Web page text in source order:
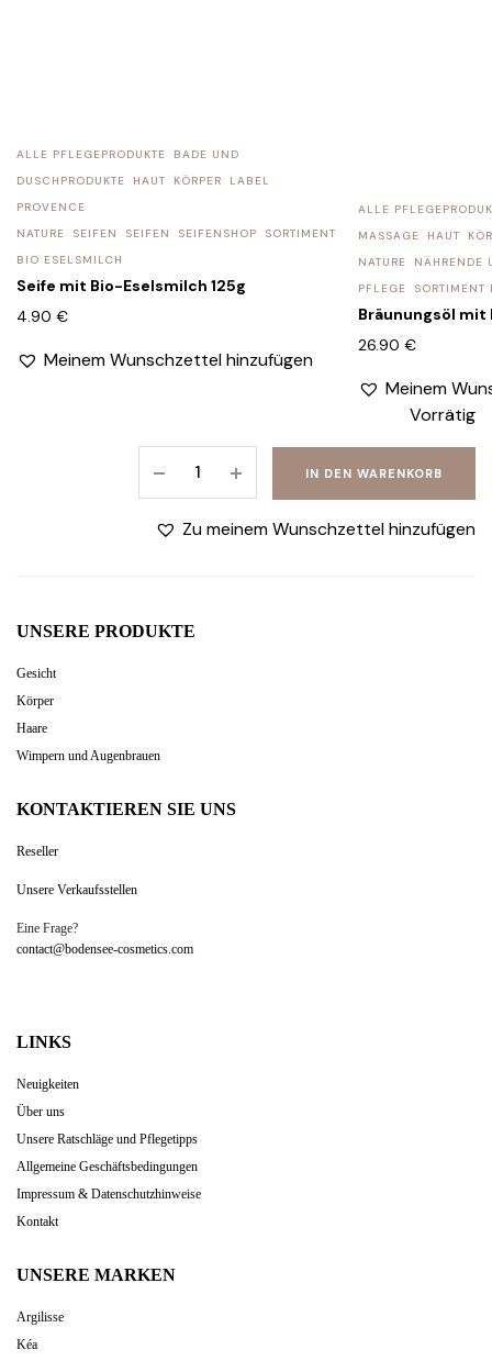
ALLE PFLEGEPRODUKTE
BADE UND
DUSCHPRODUKTE
HAUT KÖRPER
LABEL
PROVENCE
NATURE
SEIFEN SEIFEN SEIFENSHOP
SORTIMENT
BIO ESELSMILCH
Seife mit Bio-Eselsmilch 125g
4.90 €
Meinem Wunschzettel hinzufügen
ALLE
MASSAGE
HAUT
NATURE
NÄHRENDE
PFLEGE
Bräunungsöl mit
26.90 €
Meinem
Vorrätig
duschgel
Bio-
IN DEN WARENKORB
Zu meinem Wunschzettel hinzufügen
UNSERE PRODUKTE
Gesicht
Körper
Haare
Wimpern und Augenbrauen
KONTAKTIEREN SIE UNS
Reseller
Unsere Verkaufsstellen
Eine Frage?
contact@bodensee-cosmetics.com
LINKS
Neuigkeiten
Über uns
Unsere Ratschläge und Pflegetipps
Allgemeine Geschäftsbedingungen
Impressum & Datenschutzhinweise
Kontakt
UNSERE MARKEN
Argilisse
Kéa